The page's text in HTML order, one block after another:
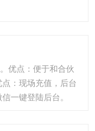
优点：便于和合伙
：现场充值，后台
一键登陆后台。